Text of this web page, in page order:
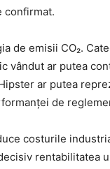
confirmat.
de emisii CO₂.
vândut ar putea
ar putea
de
costurile
rentabilitatea